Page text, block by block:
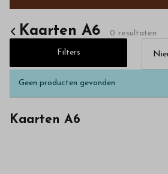
Bestel
kinderkleding
van
hoge
kwaliteit
Kaarten A6 0 resultaten
Filters
Geen producten gevonden
Kaarten A6